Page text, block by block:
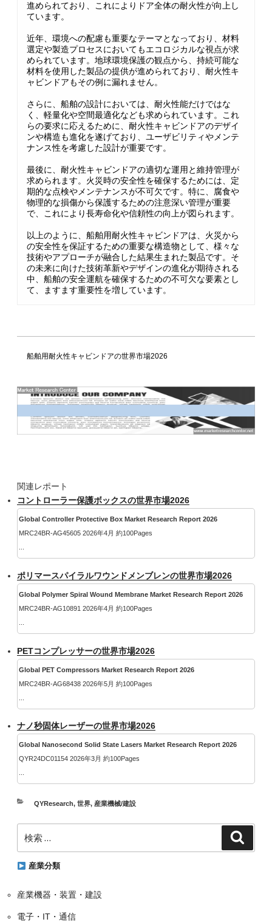
進められており、これによりドア全体の耐火性が向上し
ています。
近年、環境への配慮も重要なテーマとなっており、材料
選定や製造プロセスにおいてもエコロジカルな視点が求
められています。地球環境保護の観点から、持続可能な
材料を使用した製品の提供が進められており、耐火性キ
ャビンドアもその例に漏れません。
さらに、船舶の設計においては、耐火性能だけではな
く、軽量化や空間最適化なども求められています。これ
らの要求に応えるために、耐火性キャビンドアのデザイ
ンや構造も進化を遂げており、ユーザビリティやメンテ
ナンス性を考慮した設計が重要です。
最後に、耐火性キャビンドアの適切な運用と維持管理が
求められます。火災時の安全性を確保するためには、定
期的な点検やメンテナンスが不可欠です。特に、腐食や
物理的な損傷から保護するための注意深い管理が重要
で、これにより長寿命化や信頼性の向上が図られます。
以上のように、船舶用耐火性キャビンドアは、火災から
の安全性を保証するための重要な構造物として、様々な
技術やアプローチが融合した結果生まれた製品です。そ
の未来に向けた技術革新やデザインの進化が期待される
中、船舶の安全運航を確保するための不可欠な要素とし
て、ますます重要性を増しています。
船舶用耐火性キャビンドアの世界市場2026
関連レポート
コントローラー保護ボックスの世界市場2026
Global Controller Protective Box Market Research Report 2026
MRC24BR-AG45605 2026年4月 約100Pages
ポリマースパイラルワウンドメンブレンの世界市場2026
Global Polymer Spiral Wound Membrane Market Research Report 2026
MRC24BR-AG10891 2026年4月 約100Pages
PETコンプレッサーの世界市場2026
Global PET Compressors Market Research Report 2026
MRC24BR-AG68438 2026年5月 約100Pages
ナノ秒固体レーザーの世界市場2026
Global Nanosecond Solid State Lasers Market Research Report 2026
QYR24DC01154 2026年3月 約100Pages
カ
QYResearch, 世界, 産業機械/建設
索:
産業分類
産業機器・装置・建設
電子・IT・通信